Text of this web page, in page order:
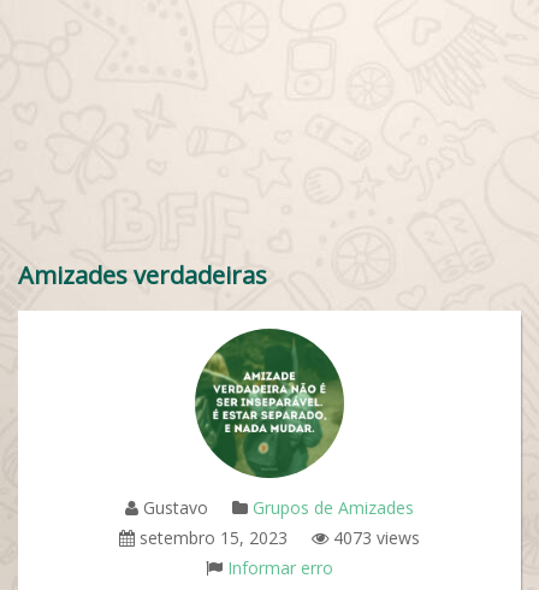
Amizades verdadeiras
Gustavo
Grupos de Amizades
setembro 15, 2023
4073 views
Informar erro